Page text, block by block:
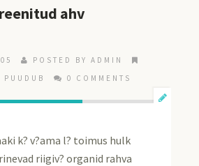
ahv
POSTED BY ADMIN
PUUDUB
0 COMMENTS
k? v?ama l? toimus hulk
riigiv? organid rahva